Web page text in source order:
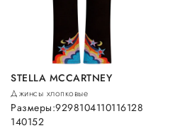
STELLA MCCARTNEY
Джинсы хлопковые
Размеры:9298104110116128
140152